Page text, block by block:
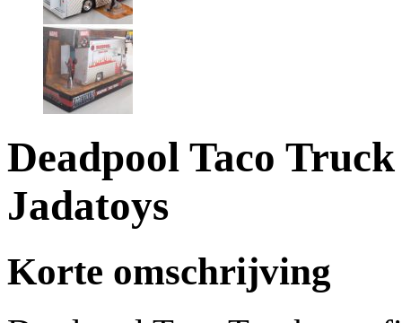
Deadpool Taco
Jadatoys
Korte omschrijving